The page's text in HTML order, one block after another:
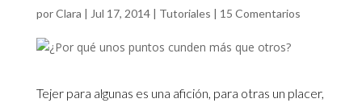
porClara | Jul 17, 2014| Tutoriales | 15 Comentarios
Tejer para algunas es una afición, para otras un placer,